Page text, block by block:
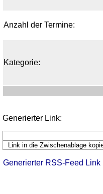
Anzahl der Termine:
Kategorie:
Generierter Link:
Generierter RSS-Feed Link